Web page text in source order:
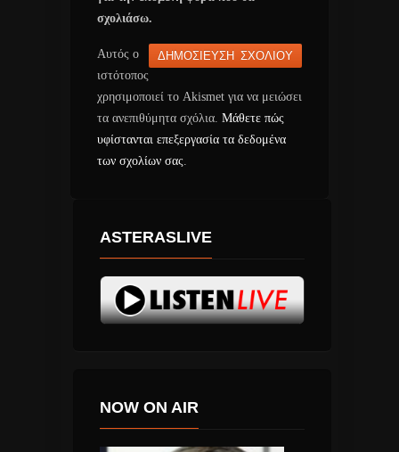
σχολιάσω.
Αυτός ο
ιστότοπος
χρησιμοποιεί το Akismet για να μειώσει
τα ανεπιθύμητα σχόλια. Μάθετε πώς
υφίστανται επεξεργασία τα δεδομένα
των σχολίων σας.
ASTERASLIVE
NOW ON AIR